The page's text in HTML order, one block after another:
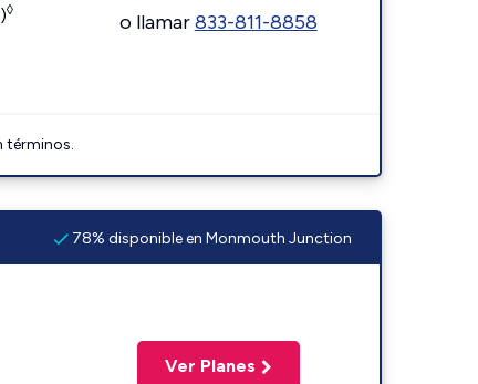
◊ o llamar833-811-8858
términos.
78% disponible en Monmouth Junction
Ver Planes